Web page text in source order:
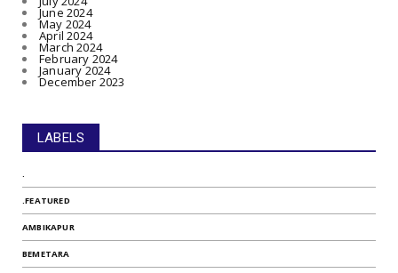
June 2024
May 2024
April 2024
March 2024
February 2024
January 2024
December 2023
LABELS
.
.FEATURED
AMBIKAPUR
BEMETARA